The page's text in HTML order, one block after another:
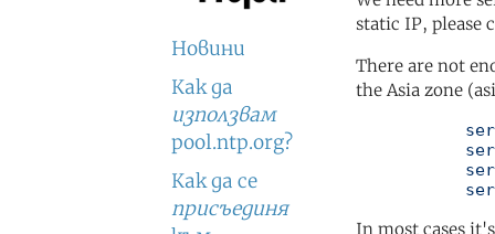
Новини
Как да
използвам
pool.ntp.org?
Как да се
присъединя
static IP, please
There are not
the Asia zone
In most cases